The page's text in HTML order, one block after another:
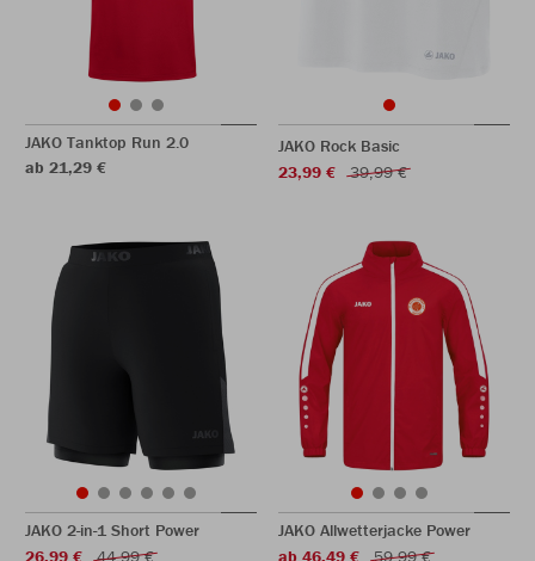
JAKO Tanktop Run 2.0
ab 21,29 €
JAKO Rock Basic
23,99 €
39,99 €
JAKO 2-in-1 Short Power
26,99 €
44,99 €
JAKO Allwetterjacke Power
ab 46,49 €
59,99 €